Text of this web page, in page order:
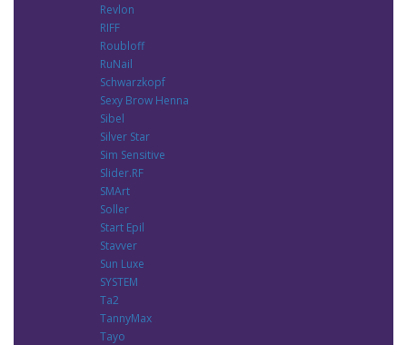
Revlon
RIFF
Roubloff
RuNail
Schwarzkopf
Sexy Brow Henna
Sibel
Silver Star
Sim Sensitive
Slider.RF
SMArt
Soller
Start Epil
Stavver
Sun Luxe
SYSTEM
Ta2
TannyMax
Tayo